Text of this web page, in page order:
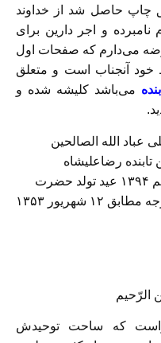
چاپ حاصل شد از خداوند
نامبرده و اجر دارین برای
می‌دارم که صفحات اول
آنجناب است و متعلق
می‌باشد کلیشه شده و
علی عباد الله الصالحین
تابنده رضاعلیشاه
شهریور ۱۳۵۳
الرّحیم
که ساحت توحیدش